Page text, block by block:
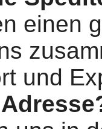
einen
und